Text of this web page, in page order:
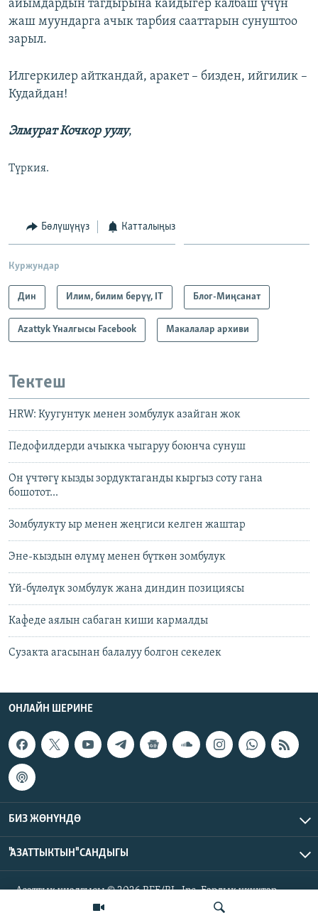
айымдардын тагдырына кайдыгер калбаш үчүн
жаш муундарга ачык тарбия сааттарын сунуштоо
зарыл.
Илгеркилер айткандай, аракет – бизден, ийгилик –
Кудайдан!
Элмурат Кочкор уулу,
Түркия.
Бөлүшүңүз Катталыңыз
Куржундар
Дин Илим, билим берүү, IT Блог-Миңсанат
Azattyk Үналгысы Facebook Макалалар архиви
Тектеш
HRW: Куугунтук менен зомбулук азайган жок
Педофилдерди ачыкка чыгаруу боюнча сунуш
Он үчтөгү кызды зордуктаганды кыргыз соту гана
бошотот...
Зомбулукту ыр менен жеңгиси келген жаштар
Эне-кыздын өлүмү менен бүткөн зомбулук
Үй-бүлөлүк зомбулук жана диндин позициясы
Кафеде аялын сабаган киши кармалды
Сузакта агасынан балалуу болгон секелек
ОНЛАЙН ШЕРИНЕ
БИЗ ЖӨНҮНДӨ
"АЗАТТЫКТЫН" САНДЫГЫ
Азаттык үналгысы © 2026 RFE/RL, Inc. Бардык укуктар